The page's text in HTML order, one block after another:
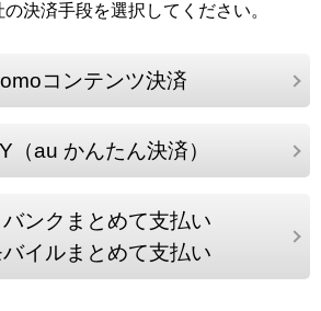
決済手段を選択してください。
コンテンツ決済
（au かんたん決済）
ンクまとめて支払い
イルまとめて支払い